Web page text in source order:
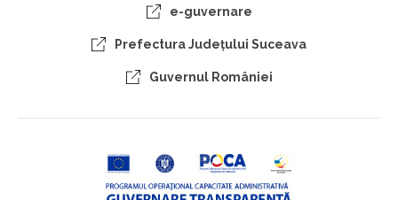
e-guvernare
Prefectura Judeţului Suceava
Guvernul României